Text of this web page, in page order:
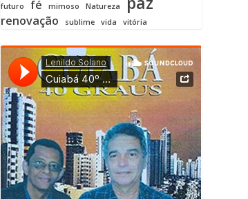
futuro fé mimoso Natureza
renovação sublime vida vitória